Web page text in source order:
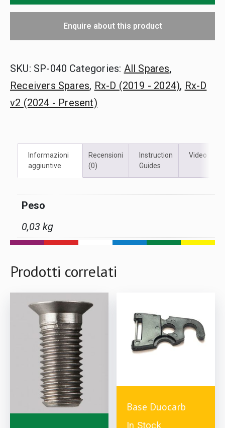
Rx-
Enquire about this product
SKU: SP-040 Categories: All Spares,
Receivers Spares, Rx-D (2019 - 2024), Rx-D
v2 (2024 - Present)
Informazioni
aggiuntive
Recensioni
(0)
Instruction
Guides
Video
Peso
0,03 kg
Prodotti correlati
Base Duocarb
In Stock
£1.99